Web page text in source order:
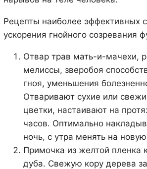
Рецепты наиболее эффективных
ускорения гнойного созревания
Отвар трав мать-и-мачехи,
мелиссы, зверобоя
гноя, уменьшения
Отваривают сухие или
цветки, настаивают на
часов. Оптимально
ночь, с утра менять на новую
Примочка из желтой пленка
дуба. Свежую кору дерева